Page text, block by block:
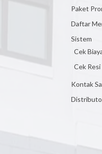
Paket
Daftar
Sistem
Cek
Cek Resi
Kontak